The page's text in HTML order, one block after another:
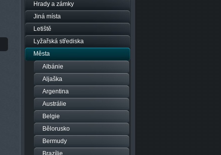
Hrady a zámky
Jiná místa
Letiště
Lyžařská střediska
Města
Albánie
Aljaška
Argentina
Austrálie
Belgie
Bělorusko
Bermudy
Brazílie